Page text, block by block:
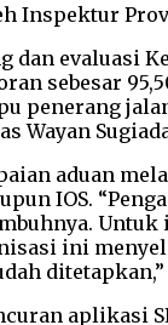
Inspektur
evaluasi
sebesar
penerang
Wayan
aduan
IOS.
ini
aplikasi